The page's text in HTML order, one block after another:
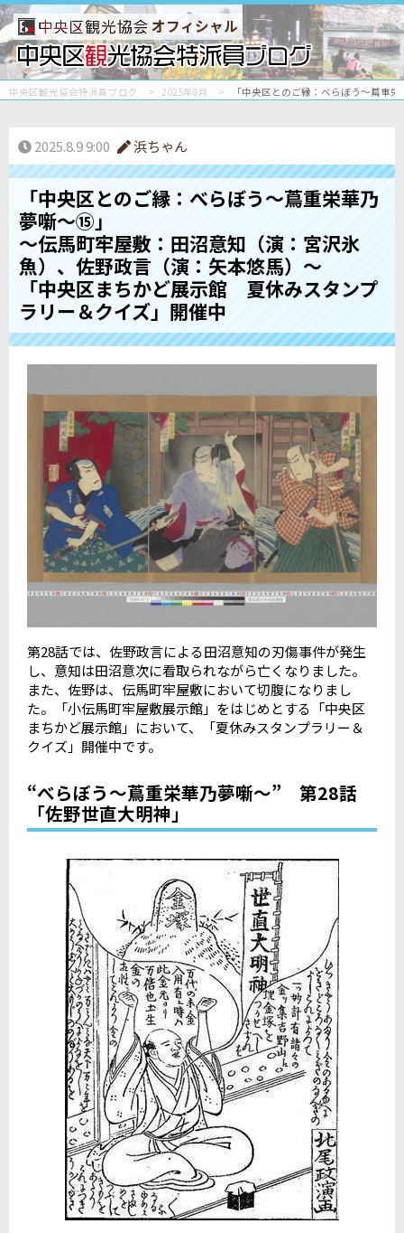
オフィシャル
中央区観光協会特派員ブログ 2025年8月 「中央区とのご縁：べらぼう〜蔦重
2025.8.9 9:00 浜ちゃん
「中央区とのご縁：べらぼう〜蔦重栄華乃
夢噺〜⑮」
～伝馬町牢屋敷：田沼意知（演：宮沢氷
魚）、佐野政言（演：矢本悠馬）～
「中央区まちかど展示館 夏休みスタンプ
ラリー＆クイズ」開催中
第28話では、佐野政言による田沼意知の刃傷事件が発生
し、意知は田沼意次に看取られながら亡くなりました。
また、佐野は、伝馬町牢屋敷において切腹になりまし
た。「小伝馬町牢屋敷展示館」をはじめとする「中央区
まちかど展示館」において、「夏休みスタンプラリー＆
クイズ」開催中です。
“べらぼう〜蔦重栄華乃夢噺〜” 第28話
「佐野世直大明神」